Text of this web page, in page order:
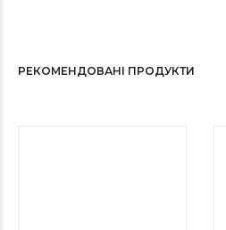
РЕКОМЕНДОВАНІ ПРОДУКТИ